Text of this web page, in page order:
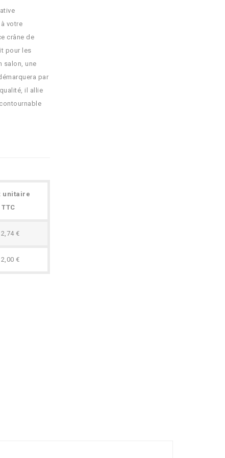
votre
crâne de
pour les
salon, une
par
il allie
unitaire
TTC
€
€